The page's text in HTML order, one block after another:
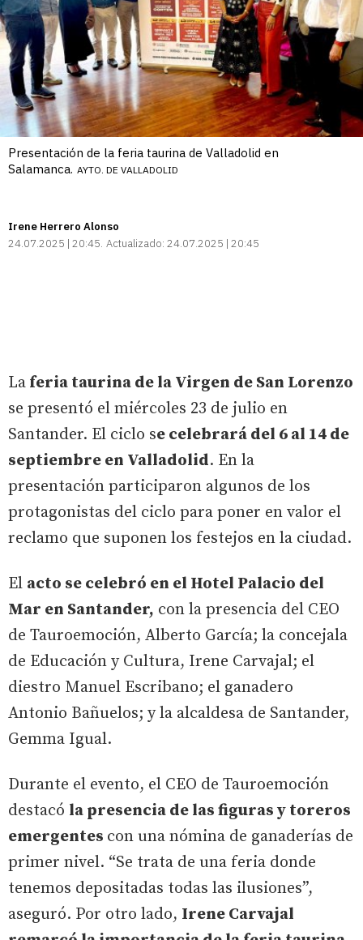
Presentación de la feria taurina de Valladolid en
Salamanca. AYTO. DE VALLADOLID
Irene Herrero Alonso
24.07.2025 | 20:45 Actualizado: 24.07.2025 | 20:45
La feria taurina de la Virgen de San Lorenzo
se presentó el miércoles 23 de julio en
Santander. El ciclo se celebrará del 6 al 14 de
septiembre en Valladolid. En la
presentación participaron algunos de los
protagonistas del ciclo para poner en valor el
reclamo que suponen los festejos en la ciudad.
El acto se celebró en el Hotel Palacio del
Mar en Santander, con la presencia del CEO
de Tauroemoción, Alberto García; la concejala
de Educación y Cultura, Irene Carvajal; el
diestro Manuel Escribano; el ganadero
Antonio Bañuelos; y la alcaldesa de Santander,
Gemma Igual.
Durante el evento, el CEO de Tauroemoción
destacó la presencia de las figuras y toreros
emergentes con una nómina de ganaderías de
primer nivel. “Se trata de una feria donde
tenemos depositadas todas las ilusiones”,
aseguró. Por otro lado, Irene Carvajal